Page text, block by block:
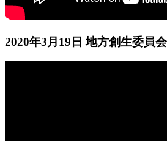
2020年3月19日 地方創生委員